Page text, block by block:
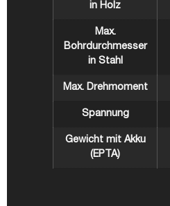
in Holz
Max.
Bohrdurchmesser
in Stahl
Max. Drehmoment
Spannung
Gewicht mit Akku
(EPTA)